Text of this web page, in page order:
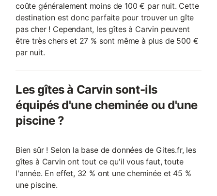
coûte généralement moins de 100 € par nuit. Cette
destination est donc parfaite pour trouver un gîte
pas cher ! Cependant, les gîtes à Carvin peuvent
être très chers et 27 % sont même à plus de 500 €
par nuit.
Les gîtes à Carvin sont-ils
équipés d'une cheminée ou d'une
piscine ?
Bien sûr ! Selon la base de données de Gites.fr, les
gîtes à Carvin ont tout ce qu'il vous faut, toute
l'année. En effet, 32 % ont une cheminée et 45 %
une piscine.